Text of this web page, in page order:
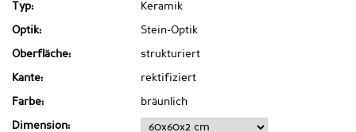
Typ: Keramik
Optik: Stein-Optik
Oberfläche: strukturiert
Kante: rektifiziert
Farbe: bräunlich
Dimension: